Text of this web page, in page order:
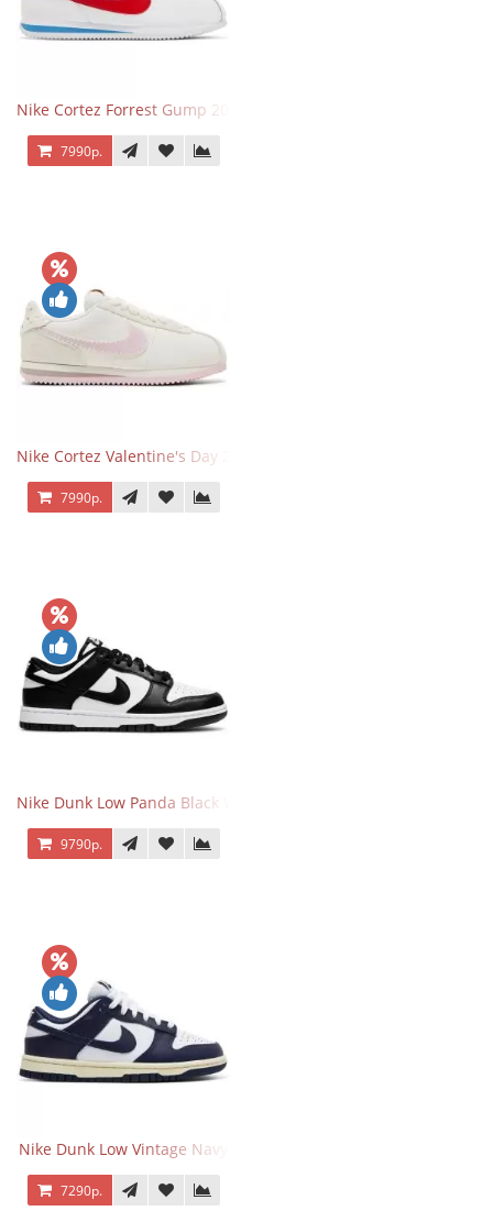
Nike Cortez Forrest Gump 2024
7990р.
Nike Cortez Valentine's Day 2025
7990р.
Nike Dunk Low Panda Black White
9790р.
Nike Dunk Low Vintage Navy
7290р.